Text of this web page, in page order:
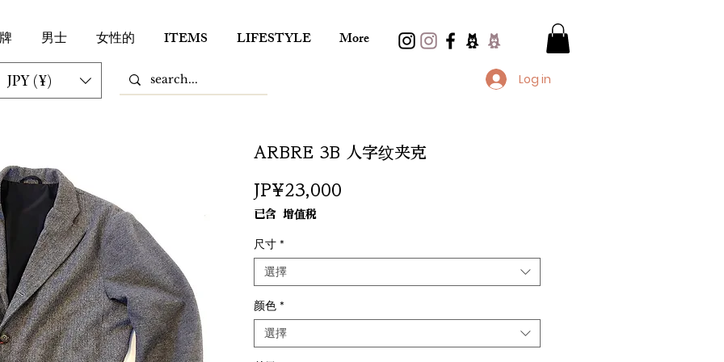
男士 女性的 ITEMS LIFESTYLE More
JPY (¥) Log in
ARBRE 3B 人字纹夹克
JP¥23,000
已含 增值税
尺寸 *
選擇
颜色 *
選擇